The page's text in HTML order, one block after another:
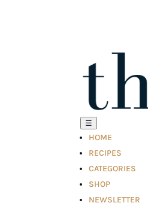
☰
HOME
RECIPES
CATEGORIES
SHOP
NEWSLETTER